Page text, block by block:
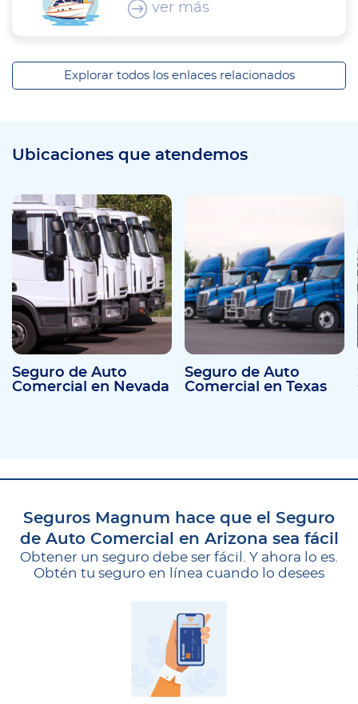
ver más
Explorar todos los enlaces relacionados
Ubicaciones que atendemos
Seguro de Auto
Comercial en Nevada
Seguro de Auto
Comercial en Texas
Seguros Magnum hace que el Seguro
de Auto Comercial en Arizona sea fácil
Obtener un seguro debe ser fácil. Y ahora lo es.
Obtén tu seguro en línea cuando lo desees